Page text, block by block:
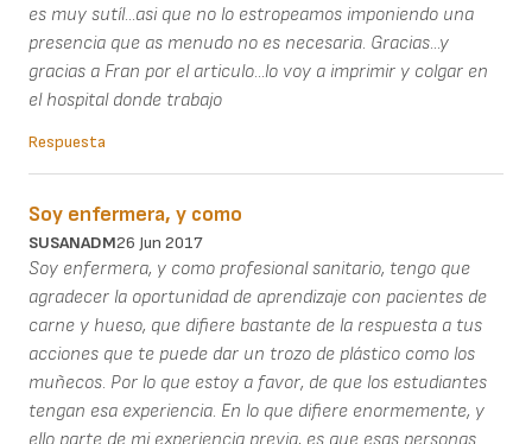
es muy sutíl...asi que no lo estropeamos imponiendo una
presencia que as menudo no es necesaria. Gracias...y
gracias a Fran por el articulo...lo voy a imprimir y colgar en
el hospital donde trabajo
Respuesta
Soy enfermera, y como
SUSANADM26 Jun 2017
Soy enfermera, y como profesional sanitario, tengo que
agradecer la oportunidad de aprendizaje con pacientes de
carne y hueso, que difiere bastante de la respuesta a tus
acciones que te puede dar un trozo de plástico como los
muñecos. Por lo que estoy a favor, de que los estudiantes
tengan esa experiencia. En lo que difiere enormemente, y